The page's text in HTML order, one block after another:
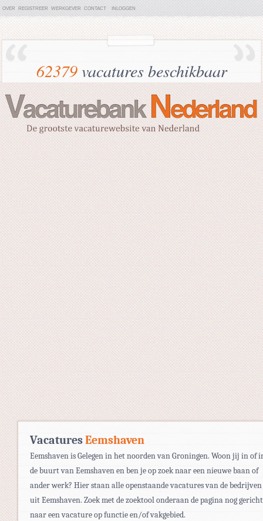
OVER REGISTREER WERKGEVER CONTACT INLOGGEN
62379vacatures beschikbaar
VacaturesEemshaven
Eemshaven is Gelegen in het noorden van Groningen. Woon jij in of
de buurt van Eemshaven en ben je op zoek naar een nieuwe baan of
ander werk? Hier staan alle openstaande vacatures van de bedrijven
uit Eemshaven. Zoek met de zoektool onderaan de pagina nog
naar een vacature op functie en/of vakgebied.